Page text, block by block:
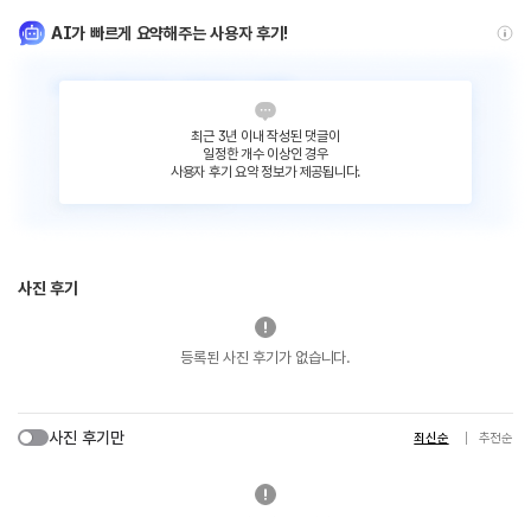
AI가 빠르게 요약해주는 사용자 후기!
최근 3년 이내 작성된 댓글이
일정한 개수 이상인 경우
사용자 후기 요약 정보가 제공됩니다.
사진 후기
등록된 사진 후기가 없습니다.
사진 후기만 최신순 추천순